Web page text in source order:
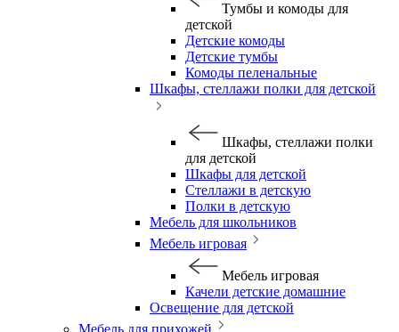
Тумбы и комоды для
детской
Детские комоды
Детские тумбы
Комоды пеленальные
Шкафы, стеллажи полки для детской
Шкафы, стеллажи полки
для детской
Шкафы для детской
Стеллажи в детскую
Полки в детскую
Мебель для школьников
Мебель игровая
Мебель игровая
Качели детские домашние
Освещение для детской
Мебель для прихожей